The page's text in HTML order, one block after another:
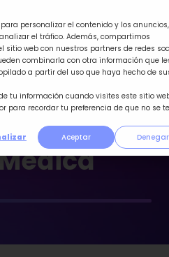
personalizar el contenido y los anuncios,
el tráfico. Además, compartimos
sitio web con nuestros partners de redes
combinarla con otra información que
a partir del uso que haya hecho de
tu información cuando visites este sitio
para recordar tu preferencia de que no se
Aceptar Denegar